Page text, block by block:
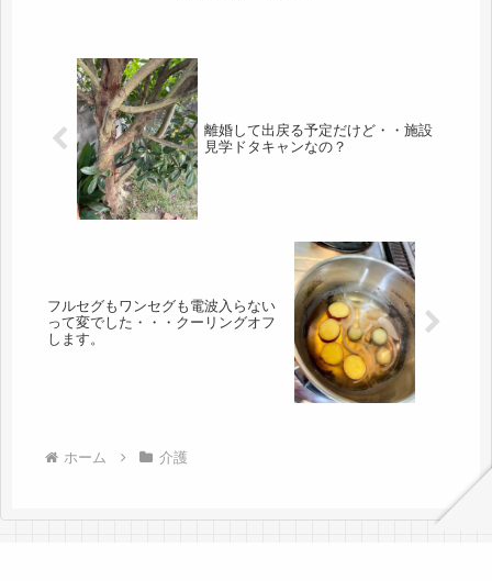
離婚して出戻る予定だけど・・施設
見学ドタキャンなの？
フルセグもワンセグも電波入らない
って変でした・・・クーリングオフ
します。
ホーム 介護